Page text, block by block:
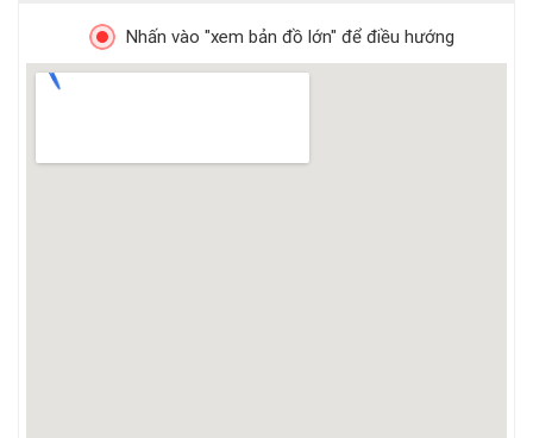
Nhấn vào "xem bản đồ lớn" để điều hướng